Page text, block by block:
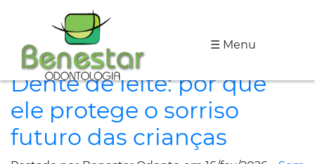
☰ Menu
A
Clínica
Especialidades
Dente de leite: por que
ele protege o sorriso
futuro das crianças